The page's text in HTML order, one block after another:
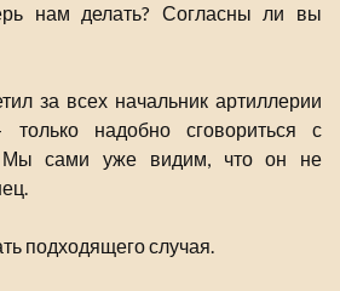
нам делать? Согласны ли вы
за всех начальник артиллерии
надобно сговориться с
Мы сами уже видим, что он не
подходящего случая.